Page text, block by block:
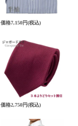
価格7,150円(税込)
価格2,750円(税込)